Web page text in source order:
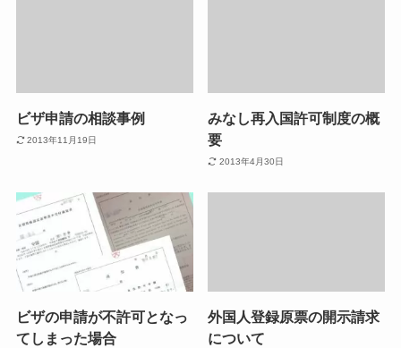
ビザ申請の相談事例
2013年11月19日
みなし再入国許可制度の概
要
2013年4月30日
ビザの申請が不許可となっ
てしまった場合
外国人登録原票の開示請求
について